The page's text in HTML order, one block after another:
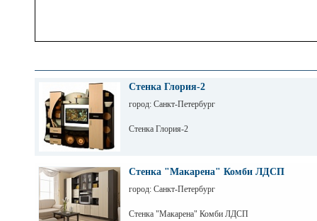
Стенка Глория-2
город: Санкт-Петербург
Стенка Глория-2
Стенка "Макарена" Комби ЛДСП
город: Санкт-Петербург
Стенка "Макарена" Комби ЛДСП